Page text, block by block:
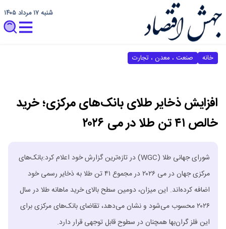
شنبه ۱۷ مرداد ۱۴۰۵
خانه صنعت ، معدن ، تجارت
افزایش ذخایر طلای بانک‌های مرکزی؛ خرید
خالص ۴۱ تن طلا در می ۲۰۲۶
شورای جهانی طلا (WGC) در تازه‌ترین گزارش خود اعلام کرد:بانک‌های
مرکزی جهان در می ۲۰۲۶ در مجموع ۴۱ تن طلا به ذخایر رسمی خود
اضافه کرده‌اند. این میزان، دومین سطح بالای خرید ماهانه طلا در سال
۲۰۲۶ محسوب می‌شود و نشان می‌دهد، تقاضای بانک‌های مرکزی برای
این فلز گران‌بها همچنان در سطوح قابل توجهی قرار دارد.